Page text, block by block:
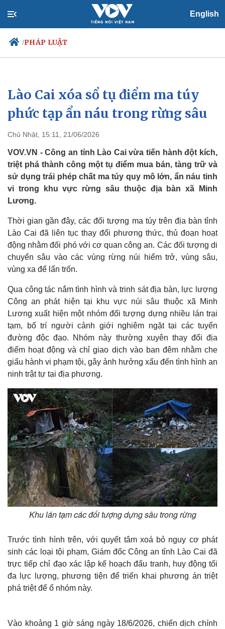
English
/PHÁP LUẬT
Chính trị
Đảng
Tổ chức nhân sự
Nhận diện sự thật
Xã hội
Dự báo thời tiết
Việc làm
Biển đảo
Lào Cai xóa sổ tụ điểm ma túy
phức tạp ẩn náu trong rừng sâu
Chủ Nhật, 15:11, 21/06/2026
VOV.VN - Công an tỉnh Lào Cai vừa tiến hành đột kích,
triệt phá thành công một tụ điểm mua bán, tàng trữ và
sử dụng trái phép chất ma túy quy mô lớn, ẩn náu tinh
vi trong khu vực rừng sâu thuộc địa bàn xã Minh
Lương.
Thời gian gần đây, các đối tượng ma túy trên địa bàn tỉnh
Lào Cai đã liên tục thay đổi phương thức, thủ đoạn hoạt
động nhằm đối phó với cơ quan công an. Các đối tượng di
chuyển sâu vào các vùng rừng núi hiểm trở, vùng sâu,
vùng xa để lẩn trốn.
Qua công tác nắm tình hình và trinh sát địa bàn, lực lượng
Công an phát hiện tại khu vực núi sâu thuộc xã Minh
Lương xuất hiện một nhóm đối tượng dựng nhiều lán trại
tạm, bố trí người cảnh giới nghiêm ngặt tại các tuyến
đường độc đạo. Nhóm này thường xuyên thay đổi địa
điểm hoạt động và chỉ giao dịch vào ban đêm nhằm che
giấu hành vi phạm tội, gây ảnh hưởng xấu đến tình hình an
ninh trật tự tại địa phương.
Khu lán tạm các đối tượng dựng sâu trong rừng
Trước tình hình trên, với quyết tâm xoá bỏ nguy cơ phát
sinh các loại tội phạm, Giám đốc Công an tỉnh Lào Cai đã
trực tiếp chỉ đạo xác lập kế hoạch đấu tranh, huy động tối
đa lực lượng, phương tiện để triển khai phương án triệt
phá triệt để ổ nhóm này.
Vào khoảng 1 giờ sáng ngày 18/6/2026, chiến dịch chính